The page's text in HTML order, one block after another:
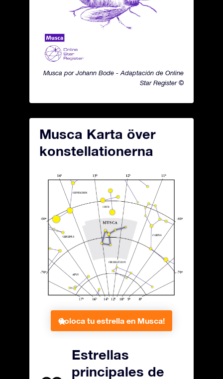
Musca por Johann Bode - Adaptación de Online
Star Register ©
Musca Karta över
konstellationerna
Coloca tu estrella en Musca!
Estrellas
principales de